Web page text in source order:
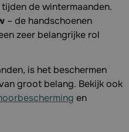
de wintermaanden.
– de handschoenen
zeer belangrijke rol
is het beschermen
groot belang. Bekijk ook
en